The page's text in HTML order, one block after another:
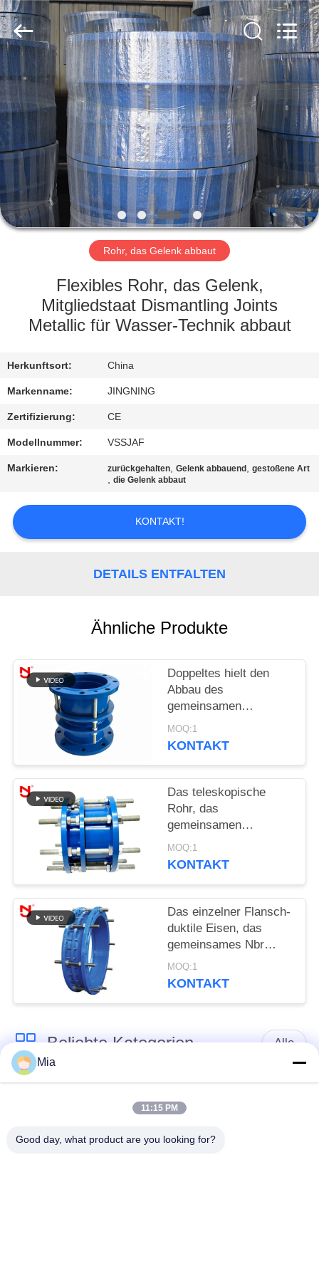
HAUS
PRODUKTE
VR
SHOW
ÜBER
FABRIK-
AUSFLUG
QUALITÄTSKONTROLLE
TRETEN
SIE
MIT
IN
VERBINDUNG
NACHRICHTEN
FORDERN
ZITAT
SITEMAP
DATENSCHUTZRICHTLINIE
Songjiang
Jingning
Shock
Absorber
Co.,Ltd..
All
Rohr, das Gelenk abbaut
Flexibles Rohr, das Gelenk,
Mitgliedstaat Dismantling Joints
Metallic für Wasser-Technik abbaut
Herkunftsort: China
Markenname: JINGNING
Zertifizierung: CE
Modellnummer: VSSJAF
Markieren: zurückgehalten,Gelenk abbauend ,gestoßene Art
,die Gelenk abbaut
KONTAKT!
DETAILS ENTFALTEN
Ähnliche Produkte
Doppeltes hielt den
Abbau des
gemeinsamen
Rostschutzkohlenstoffstahl-
Materials mit
MOQ:1
KONTAKT
Das teleskopische
Rohr, das
gemeinsamen
Edelstahl-Körper
abbaut, Roheisen-
MOQ:1
KONTAKT
Das einzelner Flansch-
duktile Eisen, das
gemeinsames Nbr
abbaut, ordnen eine
Dichtungs-Bitumen-
MOQ:1
KONTAKT
Beliebte Kategorien Alle
Verlegte Dehnfuge
Mia
11:15 PM
Good day, what product are you looking for?